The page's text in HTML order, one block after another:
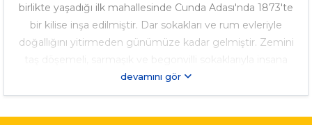
birlikte yaşadığı ilk mahallesinde Cunda Adası'nda 1873'te
bir kilise inşa edilmiştir. Dar sokakları ve rum evleriyle
doğallığını yitirmeden günümüze kadar gelmiştir. Zemini
taş döşemeli, sarmaşık ve begonvilli sokaklarıyla insana
samimi gelen bir yapısı var. Taksiyarhis Kilisesi, Despotun
Evi, Aşıklar Tepesi, Agois Yannis Kilisesi, Tımarhane Adası,
devamını gör